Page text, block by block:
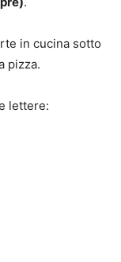
in cucina sotto
pizza.
lettere: